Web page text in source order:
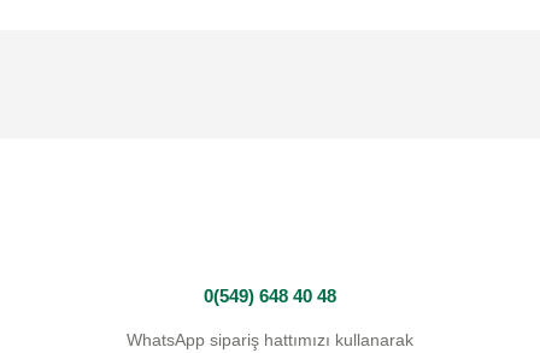
0(549) 648 40 48
WhatsApp sipariş hattımızı kullanarak